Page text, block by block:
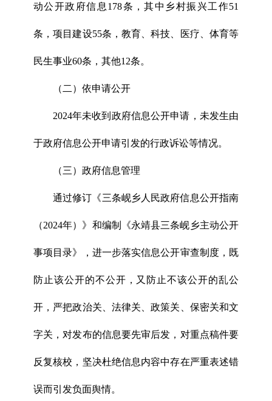
动公开政府信息178条，其中乡村振兴工作51
条，项目建设55条，教育、科技、医疗、体育等
民生事业60条，其他12条。
（二）依申请公开
2024年未收到政府信息公开申请，未发生由
于政府信息公开申请引发的行政诉讼等情况。
（三）政府信息管理
通过修订《三条岘乡人民政府信息公开指南
（2024年）》和编制《永靖县三条岘乡主动公开
事项目录》，进一步落实信息公开审查制度，既
防止该公开的不公开，又防止不该公开的乱公
开，严把政治关、法律关、政策关、保密关和文
字关，对发布的信息要先审后发，对重点稿件要
反复核校，坚决杜绝信息内容中存在严重表述错
误而引发负面舆情。